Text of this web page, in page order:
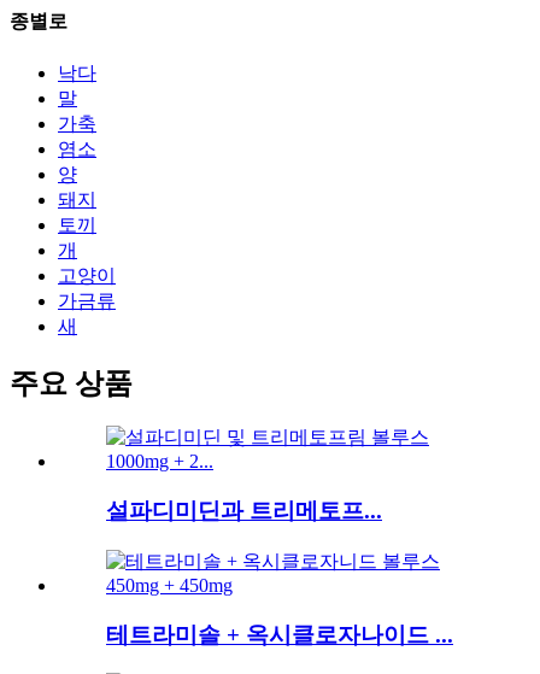
종별로
낙다
말
가축
염소
양
돼지
토끼
개
고양이
가금류
새
주요 상품
설파디미딘과 트리메토프...
테트라미솔 + 옥시클로자나이드 ...